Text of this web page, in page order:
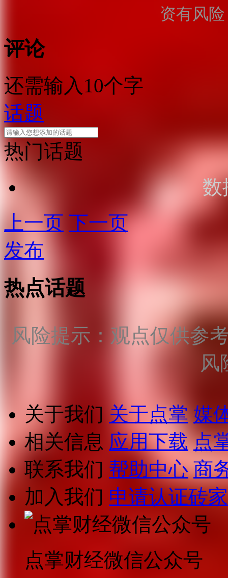
资有风
评论
还需输入10个字
话题
热门话题
数
上一页 下一页
发布
热点话题
风险提示：观点仅供参
风
关于我们 关于点掌 媒
相关信息 应用下载 点
联系我们 帮助中心 商
加入我们 申请认证砖家
点掌财经微信公众号